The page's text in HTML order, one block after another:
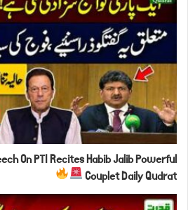
On PTI Recites Habib Jalib Powerful
Couplet Daily Qudrat